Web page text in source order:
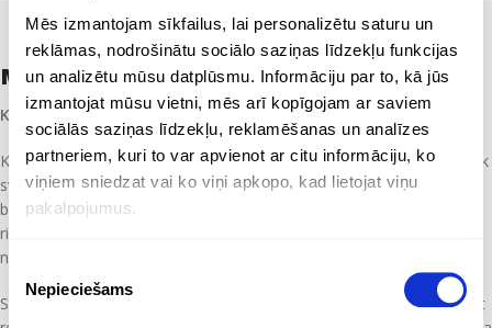
Mēs izmantojam sīkfailus, lai personalizētu saturu un
reklāmas, nodrošinātu sociālo saziņas līdzekļu funkcijas
un analizētu mūsu datplūsmu. Informāciju par to, kā jūs
izmantojat mūsu vietni, mēs arī kopīgojam ar saviem
sociālās saziņas līdzekļu, reklamēšanas un analīzes
partneriem, kuri to var apvienot ar citu informāciju, ko
viņiem sniedzat vai ko viņi apkopo, kad lietojat viņu
pakalpojumus.
izvēle
Nepieciešams
Mūsu komanda
Kāpēc izvēlēties SIA „WATERMELON” komandu?
Katram uzņēmumam ir savi mārketinga mērķi, un mēs saprotam, cik
svarīgi ir izvēlēties pareizos reklāmas suvenīrus, kas atbilst Jūsu
biznesa vajadzībām. Mēs vienmēr esam gatavi sniegt radošus
risinājumus, kuri palīdzēs sasniegt Jūsu mārketinga mērķus un
nodrošinās ilgstošu rezultātu.
SIA „WATERMELON” ir Jūsu uzticamais partneris, kas palīdzēs veidot